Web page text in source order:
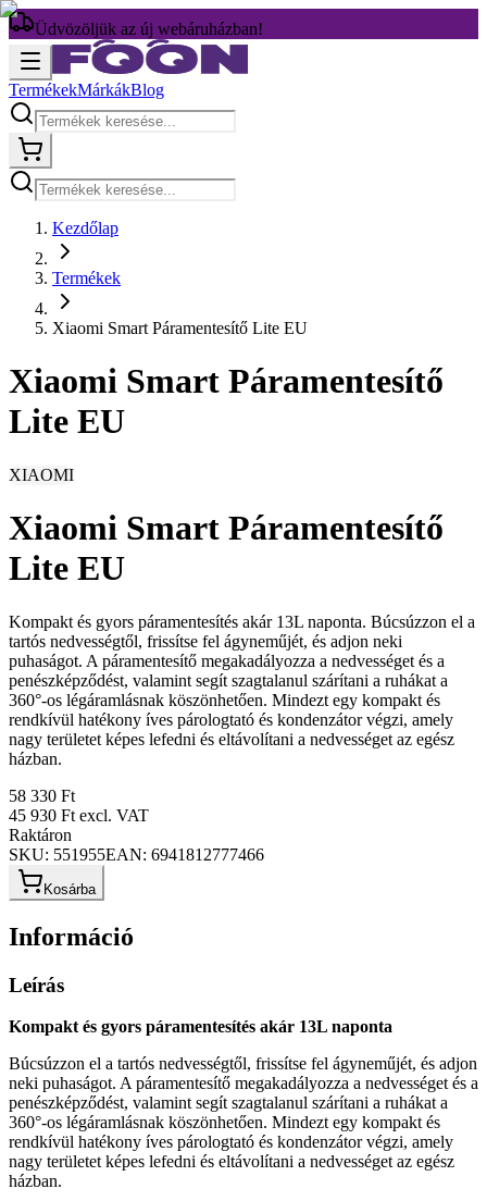
Üdvözöljük az új webáruházban!
TermékekMárkákBlog
Kezdőlap
Termékek
Xiaomi Smart Páramentesítő Lite EU
Xiaomi Smart Páramentesítő
Lite EU
XIAOMI
Xiaomi Smart Páramentesítő
Lite EU
Kompakt és gyors páramentesítés akár 13L naponta. Búcsúzzon el a
tartós nedvességtől, frissítse fel ágyneműjét, és adjon neki
puhaságot. A páramentesítő megakadályozza a nedvességet és a
penészképződést, valamint segít szagtalanul szárítani a ruhákat a
360°-os légáramlásnak köszönhetően. Mindezt egy kompakt és
rendkívül hatékony íves párologtató és kondenzátor végzi, amely
nagy területet képes lefedni és eltávolítani a nedvességet az egész
házban.
58 330 Ft
45 930 Ft excl. VAT
Raktáron
SKU: 551955EAN: 6941812777466
Kosárba
Információ
Leírás
Kompakt és gyors páramentesítés akár 13L naponta
Búcsúzzon el a tartós nedvességtől, frissítse fel ágyneműjét, és adjon
neki puhaságot. A páramentesítő megakadályozza a nedvességet és a
penészképződést, valamint segít szagtalanul szárítani a ruhákat a
360°-os légáramlásnak köszönhetően. Mindezt egy kompakt és
rendkívül hatékony íves párologtató és kondenzátor végzi, amely
nagy területet képes lefedni és eltávolítani a nedvességet az egész
házban.